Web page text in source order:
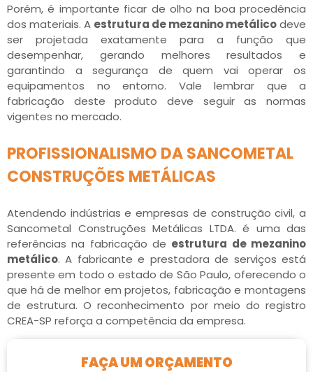
Porém, é importante ficar de olho na boa procedência
dos materiais. A estrutura de mezanino metálicodeve
ser projetada exatamente para a função que
desempenhar, gerando melhores resultados e
garantindo a segurança de quem vai operar os
equipamentos no entorno. Vale lembrar que a
fabricação deste produto deve seguir as normas
vigentes no mercado.
PROFISSIONALISMO DA SANCOMETAL
CONSTRUÇÕES METÁLICAS
Atendendo indústrias e empresas de construção civil, a
Sancometal Construções Metálicas LTDA. é uma das
referências na fabricação de estrutura de mezanino
metálico. A fabricante e prestadora de serviços está
presente em todo o estado de São Paulo, oferecendo o
que há de melhor em projetos, fabricação e montagens
de estrutura. O reconhecimento por meio do registro
CREA-SP reforça a competência da empresa.
FAÇA UM ORÇAMENTO